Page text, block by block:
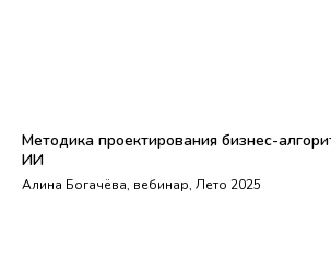
Методика проектирования бизнес-
ИИ
Алина Богачёва, вебинар, Лето 2025